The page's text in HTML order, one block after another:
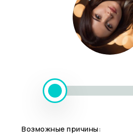
Возможные причины: